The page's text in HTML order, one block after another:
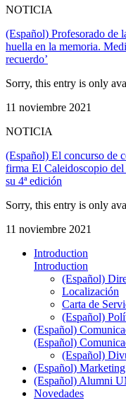
NOTICIA
(Español) Profesorado de
huella en la memoria.
recuerdo’
Sorry, this entry is only
11 noviembre 2021
NOTICIA
(Español) El concurso de
firma El Caleidoscopio
su 4ª edición
Sorry, this entry is only
11 noviembre 2021
Introduction
Introduction
(Español)
Localización
Carta de
(Español)
(Español)
(Español)
(Español)
(Español) Marketing
(Español) Alumni
Novedades